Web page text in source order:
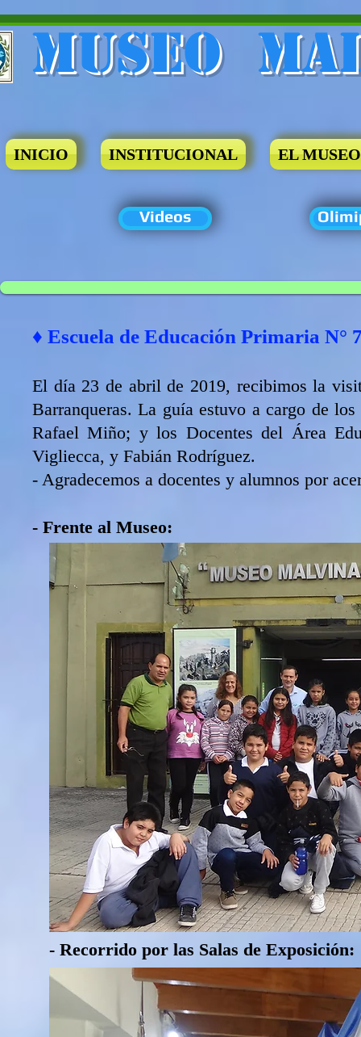
Museo​
INICIO INSTITUCIONAL EL MUSEO
Videos
♦ Escuela de Educación Primaria N°
El día 23 de abril de 2019, recibimos la
Barranqueras. La guía estuvo a cargo de
Rafael Miño; y los Docentes del Área
Vigliecca, y Fabián Rodríguez.
- Agradecemos a docentes y alumnos por
- Frente al Museo:
- Recorrido por las Salas de Exposición: